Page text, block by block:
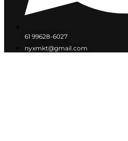
61 99628-6027
nyxmkt@gmail.com